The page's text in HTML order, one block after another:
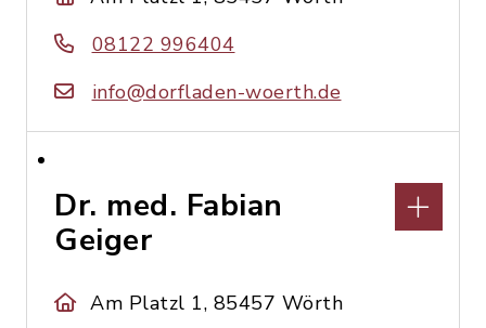
08122 996404
info@dorfladen-woerth.de
Dr. med. Fabian
Geiger
Am Platzl 1, 85457 Wörth